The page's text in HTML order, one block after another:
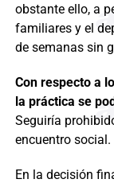
obstante ello, a
familiares y el
de semanas sin
Con respecto a
la práctica se
Seguiría
encuentro social.
En la decisión